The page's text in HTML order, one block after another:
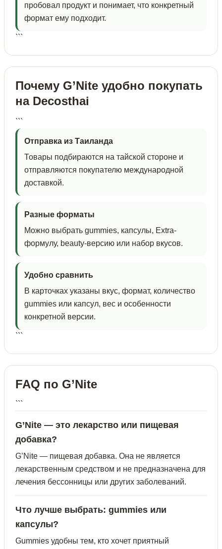
пробовал продукт и понимает, что конкретный
формат ему подходит.
```
Почему G’Nite удобно покупать
на Decosthai
```
Отправка из Таиланда
Товары подбираются на тайской стороне и
отправляются покупателю международной
доставкой.
Разные форматы
Можно выбрать gummies, капсулы, Extra-
формулу, beauty-версию или набор вкусов.
Удобно сравнить
В карточках указаны вкус, формат, количество
gummies или капсул, вес и особенности
конкретной версии.
```
FAQ по G’Nite
```
G’Nite — это лекарство или пищевая
добавка?
G’Nite — пищевая добавка. Она не является
лекарственным средством и не предназначена для
лечения бессонницы или других заболеваний.
Что лучше выбрать: gummies или
капсулы?
Gummies удобны тем, кто хочет приятный